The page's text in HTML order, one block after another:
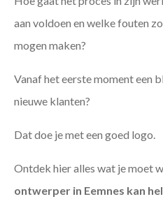
aan voldoen en welke fouten
mogen maken?
Vanaf het eerste moment een
nieuwe klanten?
Dat doe je met een goed logo.
Ontdek hier alles wat je moet
ontwerper in Eemnes kan